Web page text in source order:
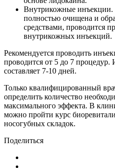
Внутрикожные инъекции.
полностью очищена и
средствами, проводится
внутрикожных инъекций.
Рекомендуется проводить
проводится от 5 до 7
составляет 7-10 дней.
Только квалифицированный
определить количество
максимального эффекта. В
можно пройти курс
носогубных складок.
Поделиться